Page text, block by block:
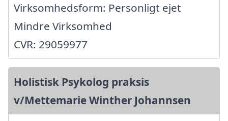
Virksomhedsform: Personligt ejet
Mindre Virksomhed
CVR: 29059977
Holistisk Psykolog praksis
v/Mettemarie Winther Johannsen